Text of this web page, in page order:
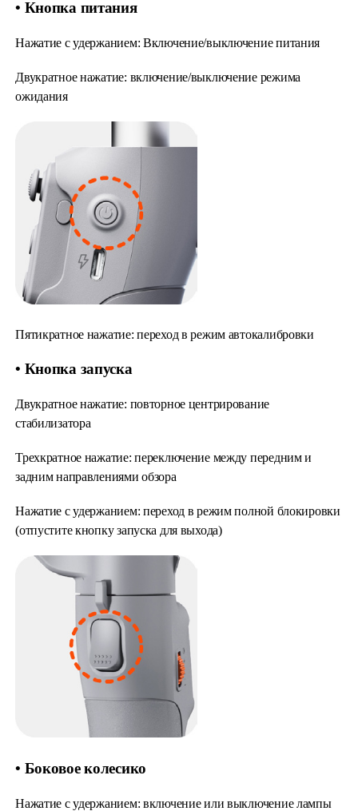
• Кнопка питания
Нажатие с удержанием: Включение/выключение питания
Двукратное нажатие: включение/выключение режима
ожидания
Пятикратное нажатие: переход в режим автокалибровки
• Кнопка запуска
Двукратное нажатие: повторное центрирование
стабилизатора
Трехкратное нажатие: переключение между передним и
задним направлениями обзора
Нажатие с удержанием: переход в режим полной блокировки
(отпустите кнопку запуска для выхода)
• Боковое колесико
Нажатие с удержанием: включение или выключение лампы